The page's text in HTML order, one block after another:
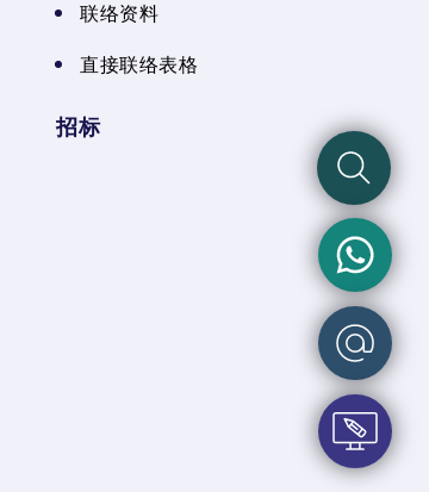
联络资料
直接联络表格
招标